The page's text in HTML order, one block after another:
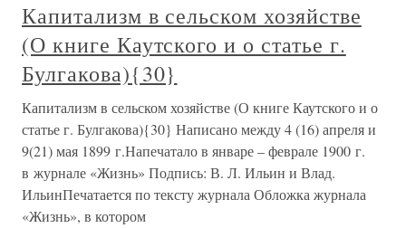
Капитализм в сельском хозяйстве
(О книге Каутского и о статье г.
Булгакова){30}
Капитализм в сельском хозяйстве (О книге Каутского и о
статье г. Булгакова){30} Написано между 4 (16) апреля и
9(21) мая 1899 г.Напечатало в январе – феврале 1900 г.
в журнале «Жизнь» Подпись: В. Л. Ильин и Влад.
ИльинПечатается по тексту журнала Обложка журнала
«Жизнь», в котором